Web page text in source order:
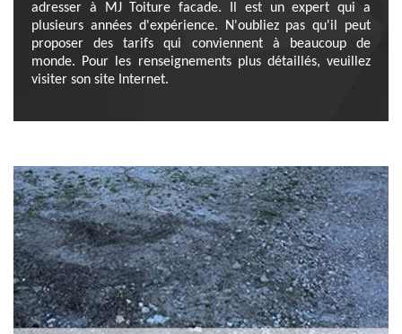
adresser à MJ Toiture facade. Il est un expert qui a
plusieurs années d'expérience. N'oubliez pas qu'il peut
proposer des tarifs qui conviennent à beaucoup de
monde. Pour les renseignements plus détaillés, veuillez
visiter son site Internet.